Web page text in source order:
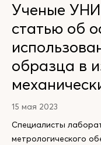
Ученые
статью об
образца в
15 мая 2023
Специалисты
метрологического